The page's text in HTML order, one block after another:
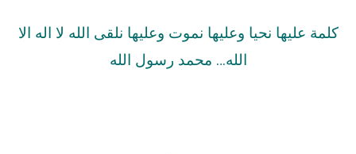
كلمة عليها نحيا وعليها نموت وعليها نلقى الله لا اله الا
الله… محمد رسول الله